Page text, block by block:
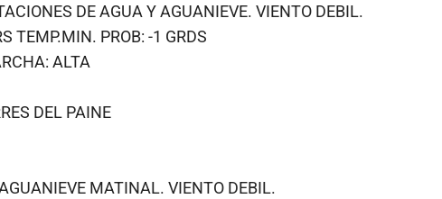
DE AGUA Y AGUANIEVE. VIENTO DEBIL.
TEMP.MIN. PROB: -1 GRDS
ALTA
DEL PAINE
MATINAL. VIENTO DEBIL.